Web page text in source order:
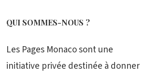
QUI SOMMES-NOUS ?
Les Pages Monaco sont une
initiative privée destinée à donner